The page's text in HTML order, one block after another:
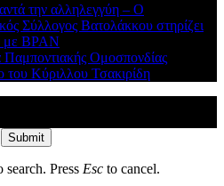
την αλληλεγγύη – Ο
Σύλλογος Βατολάκκου στηρίζει
με BPAN
Ομοσπονδίας
του Κύριλλου Τσακιρίδη
Submit
search. Press Esc to cancel.